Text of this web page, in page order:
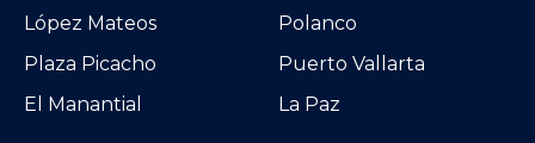
López Mateos
Plaza Picacho
El Manantial
Polanco
Puerto Vallarta
La Paz